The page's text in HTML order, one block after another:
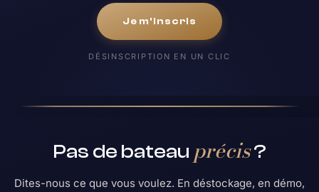
Je m'inscris
DÉSINSCRIPTION EN UN CLIC
Pas de bateau précis?
Dites-nous ce que vous voulez. En déstockage, en démo,